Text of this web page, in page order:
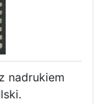
nadrukiem